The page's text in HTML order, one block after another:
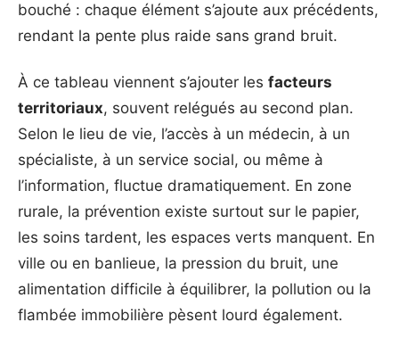
bouché : chaque élément s’ajoute aux précédents,
rendant la pente plus raide sans grand bruit.
À ce tableau viennent s’ajouter les facteurs
territoriaux, souvent relégués au second plan.
Selon le lieu de vie, l’accès à un médecin, à un
spécialiste, à un service social, ou même à
l’information, fluctue dramatiquement. En zone
rurale, la prévention existe surtout sur le papier,
les soins tardent, les espaces verts manquent. En
ville ou en banlieue, la pression du bruit, une
alimentation difficile à équilibrer, la pollution ou la
flambée immobilière pèsent lourd également.